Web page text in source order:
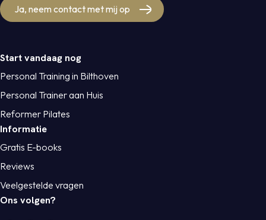
Ja, neem contact met mij op
Start vandaag nog
Personal Training in Bilthoven
Personal Trainer aan Huis
Reformer Pilates
Informatie
Gratis E-books
Reviews
Veelgestelde vragen
Ons volgen?